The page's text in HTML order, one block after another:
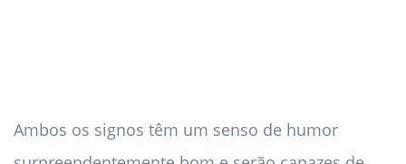
Ambos os signos têm um senso de humor